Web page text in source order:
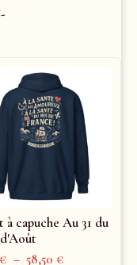
à capuche Au 31 du
€ – 58,50€